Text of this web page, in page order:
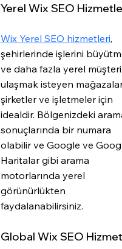
Yerel Wix SEO
Wix Yerel SEO hizmetleri,
şehirlerinde işlerini
ve daha fazla yerel
ulaşmak isteyen
şirketler ve işletmeler için
idealdir. Bölgenizdeki
sonuçlarında bir numara
olabilir ve Google ve
Haritalar gibi arama
motorlarında yerel
görünürlükten
faydalanabilirsiniz.
Global Wix SEO